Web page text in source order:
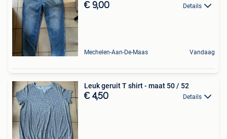
€ 9,00 Details
Mechelen-Aan-De-Maas Vandaag
Leuk geruit T shirt - maat 50 / 52
€ 4,50 Details